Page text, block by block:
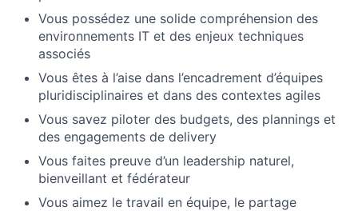
Vous possédez une solide compréhension des
environnements IT et des enjeux techniques
associés
Vous êtes à l’aise dans l’encadrement d’équipes
pluridisciplinaires et dans des contextes agiles
Vous savez piloter des budgets, des plannings et
des engagements de delivery
Vous faites preuve d’un leadership naturel,
bienveillant et fédérateur
Vous aimez le travail en équipe, le partage